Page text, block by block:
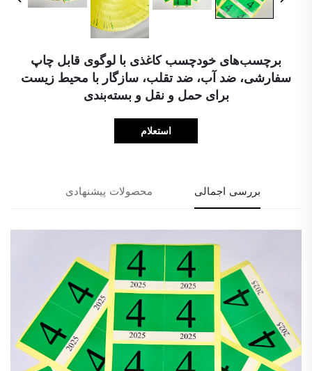
برچسب‌های خودچسب کاغذی با لوگوی قابل چاپ
سفارشی، ضد آب، ضد تقلب، سازگار با محیط زیست
برای حمل و نقل و بسته‌بندی
استعلام
بررسی اجمالی محصولات پیشنهادی